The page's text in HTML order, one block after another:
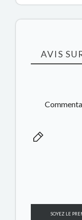
AVIS
SOYEZ LE